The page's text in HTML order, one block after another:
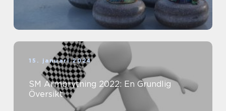
15. januari 2024
SM Armbrytning 2022: En Grundlig
Översikt